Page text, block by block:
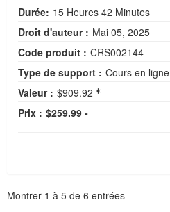
Durée: 15 Heures 42 Minutes
Droit d'auteur : Mai 05, 2025
Code produit : CRS002144
Type de support : Cours en ligne
Valeur : $909.92
Prix : $259.99 -
Montrer 1 à 5 de 6 entrées